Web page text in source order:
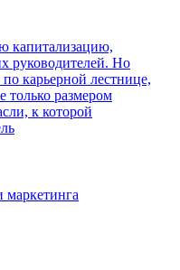
капитализацию,
руководителей. Но
карьерной лестнице,
только размером
к которой
маркетинга